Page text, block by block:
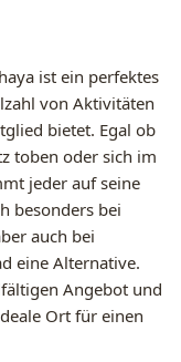
ist ein perfektes
von Aktivitäten
bietet. Egal ob
toben oder sich im
jeder auf seine
besonders bei
auch bei
eine Alternative.
Angebot und
Ort für einen